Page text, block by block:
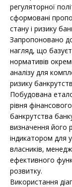
регуляторної
сформовані
стану і ризику
Запропоновано
нагляд, що
нормативів
аналізу для
ризику
Побудована
рівня
банкрутства
визначення його
індикатором для
власників,
ефективного
розвитку.
Використання